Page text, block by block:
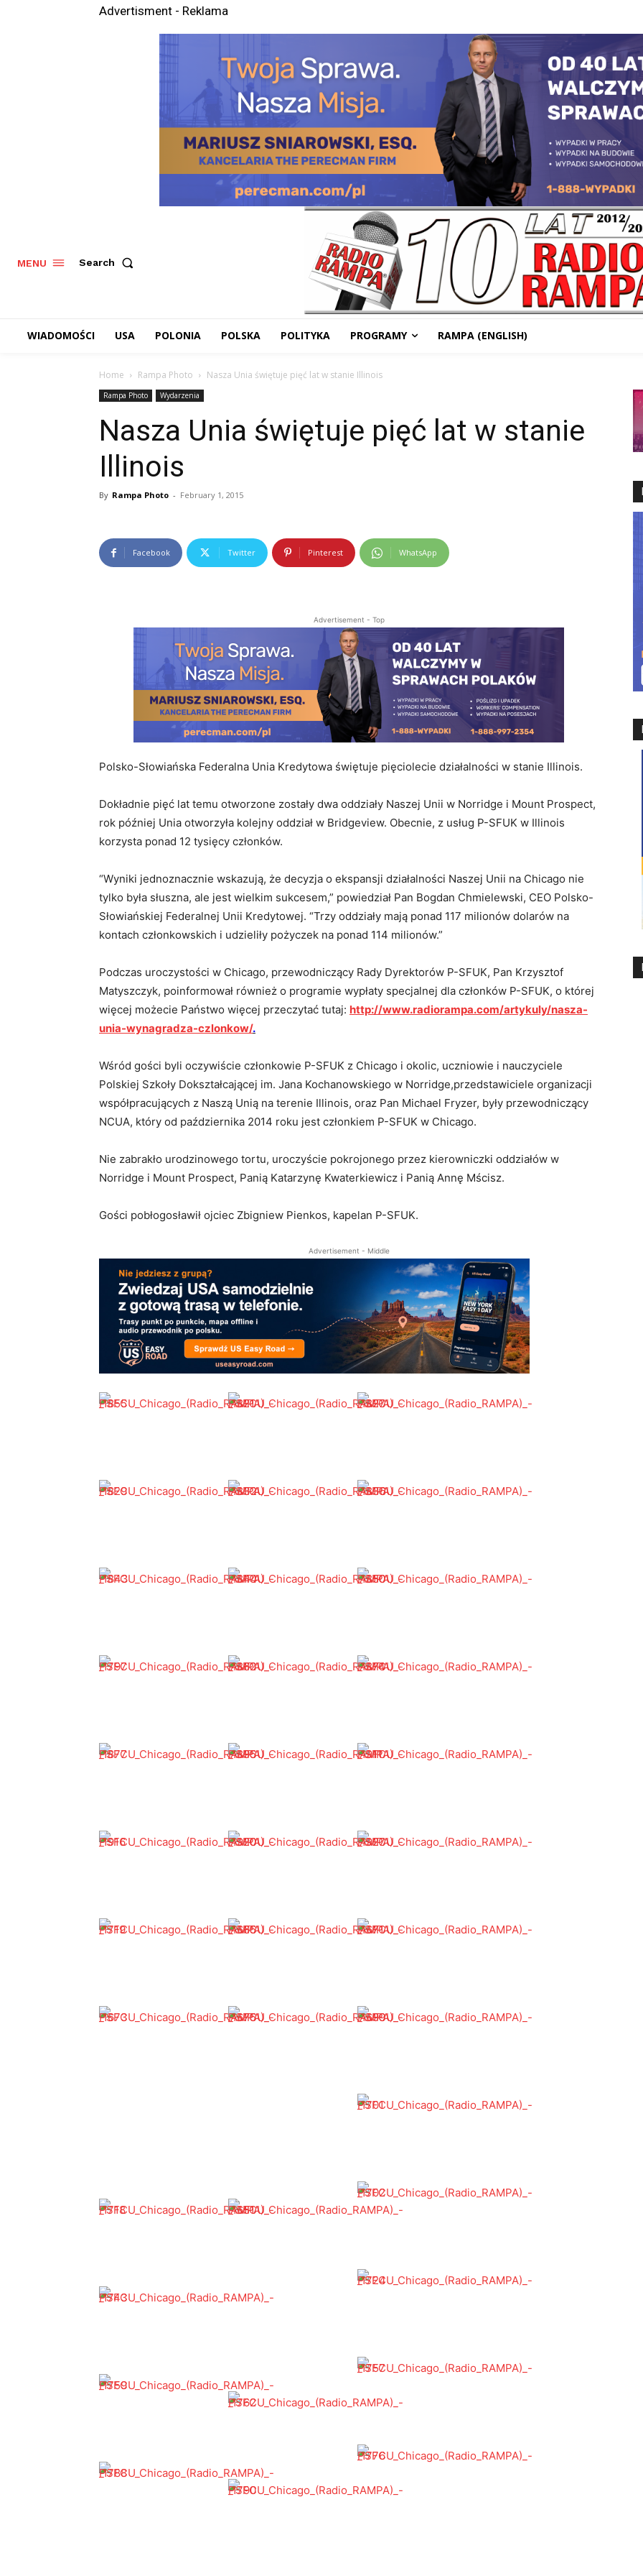
Advertisment - Reklama
MENU Search
WIADOMOŚCI USA POLONIA POLSKA POLITYKA PROGRAMY RAMPA (ENGLISH)
Home Rampa Photo Nasza Unia świętuje pięć lat w stanie Illinois
Rampa Photo Wydarzenia
Nasza Unia świętuje pięć lat w stanie
Illinois
By Rampa Photo - February 1, 2015
Facebook Twitter Pinterest WhatsApp
Advertisement - Top
Polsko-Słowiańska Federalna Unia Kredytowa świętuje pięciolecie działalności w stanie Illinois.
Dokładnie pięć lat temu otworzone zostały dwa oddziały Naszej Unii w Norridge i Mount Prospect,
rok później Unia otworzyła kolejny oddział w Bridgeview. Obecnie, z usług P-SFUK w Illinois
korzysta ponad 12 tysięcy członków.
“Wyniki jednoznacznie wskazują, że decyzja o ekspansji działalności Naszej Unii na Chicago nie
tylko była słuszna, ale jest wielkim sukcesem,” powiedział Pan Bogdan Chmielewski, CEO Polsko-
Słowiańskiej Federalnej Unii Kredytowej. “Trzy oddziały mają ponad 117 milionów dolarów na
kontach członkowskich i udzieliły pożyczek na ponad 114 milionów.”
Podczas uroczystości w Chicago, przewodniczący Rady Dyrektorów P-SFUK, Pan Krzysztof
Matyszczyk, poinformował również o programie wypłaty specjalnej dla członków P-SFUK, o której
więcej możecie Państwo więcej przeczytać tutaj: http://www.radiorampa.com/artykuly/nasza-
unia-wynagradza-czlonkow/.
Wśród gości byli oczywiście członkowie P-SFUK z Chicago i okolic, uczniowie i nauczyciele
Polskiej Szkoły Dokształcającej im. Jana Kochanowskiego w Norridge,przedstawiciele organizacji
współpracujących z Naszą Unią na terenie Illinois, oraz Pan Michael Fryzer, były przewodniczący
NCUA, który od października 2014 roku jest członkiem P-SFUK w Chicago.
Nie zabrakło urodzinowego tortu, uroczyście pokrojonego przez kierowniczki oddziałów w
Norridge i Mount Prospect, Panią Katarzynę Kwaterkiewicz i Panią Annę Mścisz.
Gości pobłogosławił ojciec Zbigniew Pienkos, kapelan P-SFUK.
Advertisement - Middle